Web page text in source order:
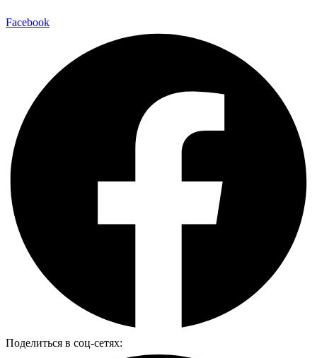
Facebook
Поделиться в соц-сетях: